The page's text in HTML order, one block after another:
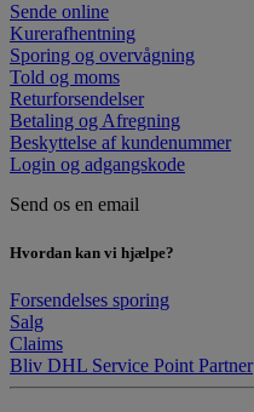
Sende online
Kurerafhentning
Sporing og overvågning
Told og moms
Returforsendelser
Betaling og Afregning
Beskyttelse af kundenummer
Login og adgangskode
Send os en email
Hvordan kan vi hjælpe?
Forsendelses sporing
Salg
Claims
Bliv DHL Service Point Partner